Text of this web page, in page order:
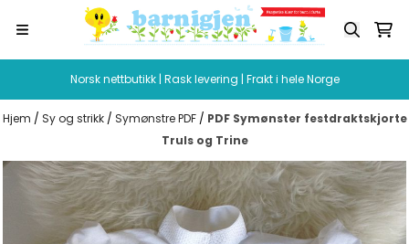
Hopp til innhold
Norsk nettbutikk | Rask levering | Frakt i hele Norge
Hjem / Sy og strikk / Symønstre PDF / PDF Symønster festdraktskjorte
Truls og Trine